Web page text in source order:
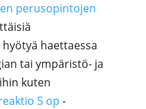
perusopintojen
haettaessa
tai ympäristö- ja
kuten
5 op -